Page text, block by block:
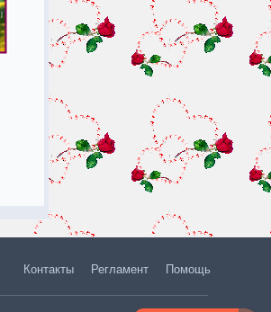
Контакты Регламент Помощь